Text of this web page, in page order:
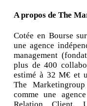
A propos de The
Cotée en Bourse
une agence
management
plus de 400
estimé à 32 M€ et
The
comme une